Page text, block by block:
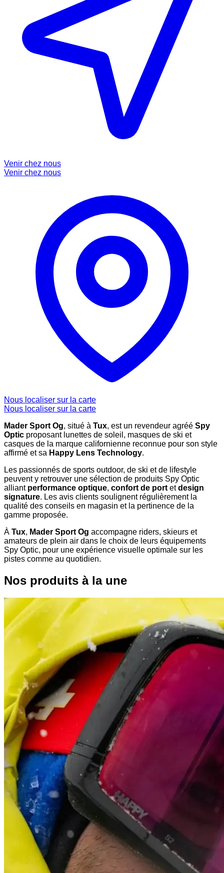
Venir chez nous
Venir chez nous
Nous localiser sur la carte
Nous localiser sur la carte
Mader Sport Og, situé à Tux, est un revendeur agréé Spy
Optic proposant lunettes de soleil, masques de ski et
casques de la marque californienne reconnue pour son style
affirmé et sa Happy Lens Technology.
Les passionnés de sports outdoor, de ski et de lifestyle
peuvent y retrouver une sélection de produits Spy Optic
alliant performance optique, confort de portetdesign
signature. Les avis clients soulignent régulièrement la
qualité des conseils en magasin et la pertinence de la
gamme proposée.
À Tux, Mader Sport Og accompagne riders, skieurs et
amateurs de plein air dans le choix de leurs équipements
Spy Optic, pour une expérience visuelle optimale sur les
pistes comme au quotidien.
Nos produits à la une